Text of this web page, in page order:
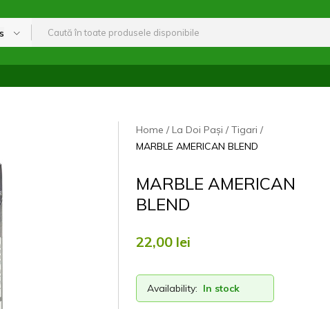
Home La Doi Pași
Tigari
MARBLE AMERICAN BLEND
MARBLE AMERICAN
BLEND
22,00 lei
Availability: In stock